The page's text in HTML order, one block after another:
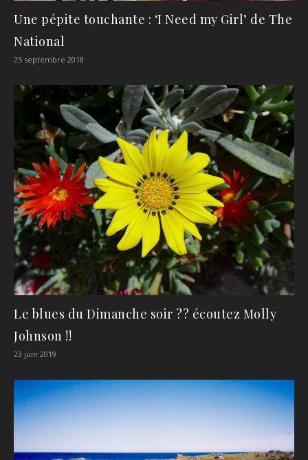
Une pépite touchante : ‘I Need my Girl’ de The
National
25 septembre 2018
Le blues du Dimanche soir ?? écoutez Molly
Johnson !!
23 juin 2019